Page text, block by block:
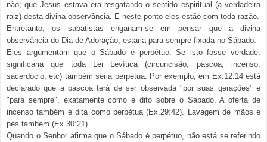
não; que Jesus estava era resgatando o sentido espiritual (a verdadeira
raiz) desta divina observância. E neste ponto eles estão com toda razão.
Entretanto, os sabatistas enganam-se em pensar que a divina
observância do Dia de Adoração, estaria para sempre fixada no Sábado.
Eles argumentam que o Sábado é perpétuo. Se isto fosse verdade,
significaria que toda Lei Levítica (circuncisão, páscoa, incenso,
sacerdócio, etc) também seria perpétua. Por exemplo, em Ex.12:14 está
declarado que a páscoa terá de ser observada "por suas gerações" e
"para sempre", exatamente como é dito sobre o Sábado. A oferta de
incenso também é dita como perpétua (Ex.29:42). Lavagem de mãos e
pés também (Ex.30:21).
Quando o Senhor afirma que o Sábado é perpétuo, não está se referindo